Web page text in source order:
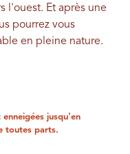
l'ouest. Et après une
pourrez vous
en pleine nature.
enneigées jusqu'en
toutes parts.